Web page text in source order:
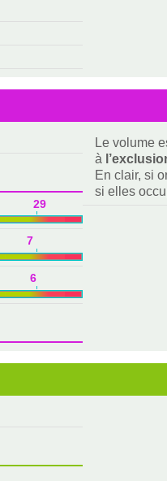
Le volume
à
En clair, si
si elles